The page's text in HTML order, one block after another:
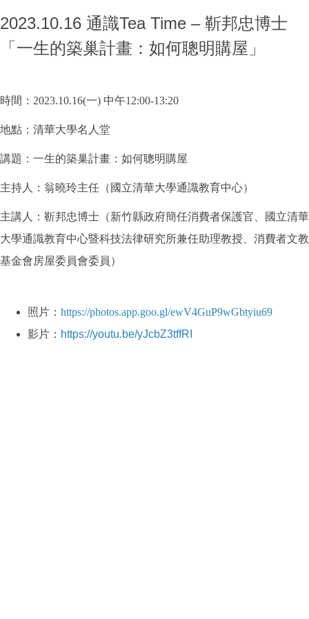
2023.10.16 通識Tea Time – 靳邦忠博士
「一生的築巢計畫：如何聰明購屋」
時間：2023.10.16(一) 中午12:00-13:20
地點：清華大學名人堂
講題：一生的築巢計畫：如何聰明購屋
主持人：翁曉玲主任（國立清華大學通識教育中心）
主講人：靳邦忠博士（新竹縣政府簡任消費者保護官、國立清華
大學通識教育中心暨科技法律研究所兼任助理教授、消費者文教
基金會房屋委員會委員）
照片： https://photos.app.goo.gl/ewV4GuP9wGbtyiu69
影片： https://youtu.be/yJcbZ3tffRI